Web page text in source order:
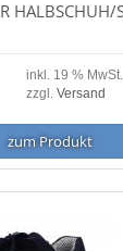
inkl. 19 % MwSt.
zzgl. Versand
zum Produkt